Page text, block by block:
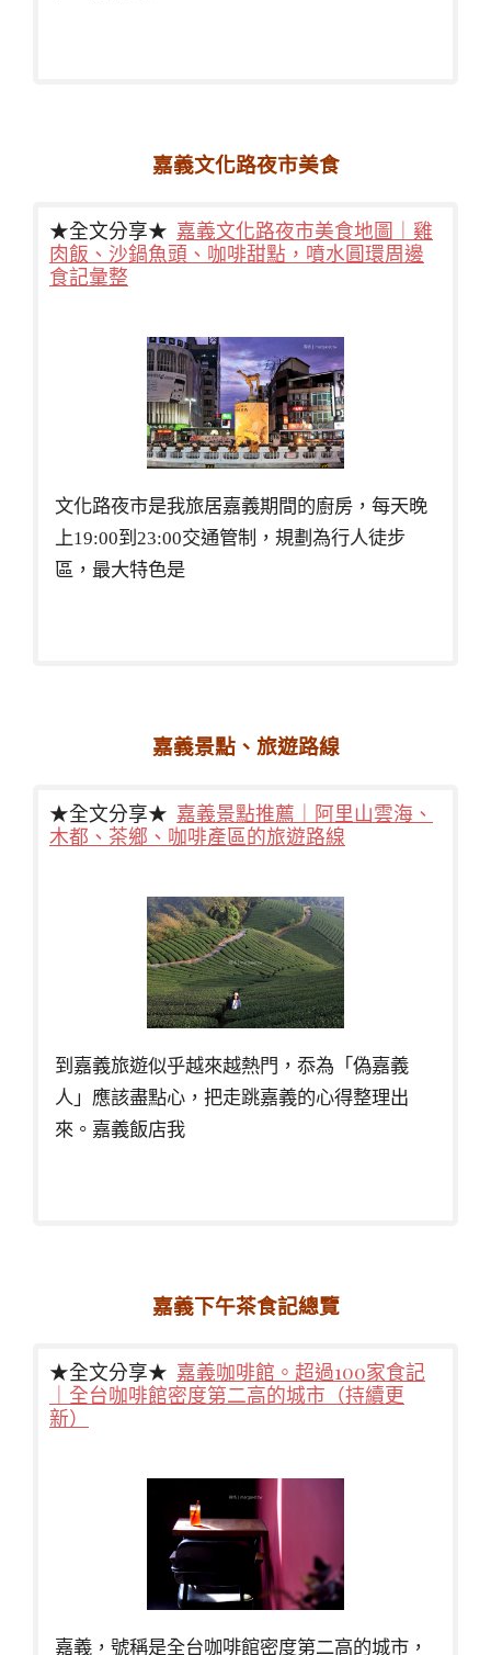
嘉義文化路夜市美食
★全文分享★ 嘉義文化路夜市美食地圖｜雞
肉飯、沙鍋魚頭、咖啡甜點，噴水圓環周邊
食記彙整
文化路夜市是我旅居嘉義期間的廚房，每天晚
上19:00到23:00交通管制，規劃為行人徒步
區，最大特色是
嘉義景點、旅遊路線
★全文分享★ 嘉義景點推薦｜阿里山雲海、
木都、茶鄉、咖啡產區的旅遊路線
到嘉義旅遊似乎越來越熱門，忝為「偽嘉義
人」應該盡點心，把走跳嘉義的心得整理出
來。嘉義飯店我
嘉義下午茶食記總覽
★全文分享★ 嘉義咖啡館。超過100家食記
｜全台咖啡館密度第二高的城市（持續更
新）
嘉義，號稱是全台咖啡館密度第二高的城市，